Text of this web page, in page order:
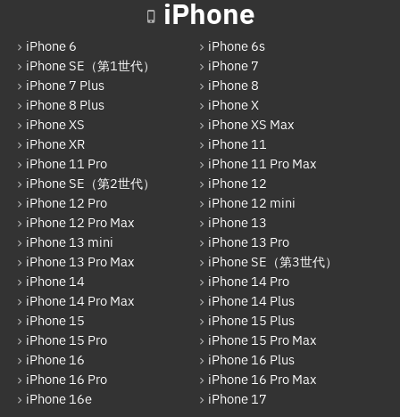
パソコン液晶パネル交換修理
パソコンバッテリー交換
パソコンその他部品修理
AppleWatch修理実績
AppleWatchバッテリー交換
AppleWatchフロントパネル交換修理
ガラケー修理実績
ガラケーバッテリー交換
iPhone 16 Pro Max
iPhone 16e
iPhone 17
Android
Google Pixel
Xperia
AQUOS
Galaxy
OPPO
HUAWEI
arrows
Xiaomi
iPhone
iPhone 6
iPhone 6s
iPhone SE（第1世代）
iPhone 7
iPhone 7 Plus
iPhone 8
iPhone 8 Plus
iPhone X
iPhone XS
iPhone XS Max
iPhone XR
iPhone 11
iPhone 11 Pro
iPhone 11 Pro Max
iPhone SE（第2世代）
iPhone 12
iPhone 12 Pro
iPhone 12 mini
iPhone 12 Pro Max
iPhone 13
iPhone 13 mini
iPhone 13 Pro
iPhone 13 Pro Max
iPhone SE（第3世代）
iPhone 14
iPhone 14 Pro
iPhone 14 Pro Max
iPhone 14 Plus
iPhone 15
iPhone 15 Plus
iPhone 15 Pro
iPhone 15 Pro Max
iPhone 16
iPhone 16 Plus
iPhone 16 Pro
iPhone 16 Pro Max
iPhone 16e
iPhone 17